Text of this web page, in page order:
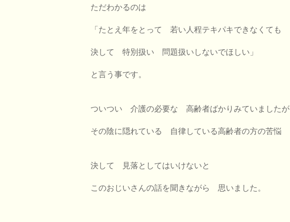
ただわかるのは
「たとえ年をとって 若い人程テキパキできなくても
決して 特別扱い 問題扱いしないでほしい」
と言う事です。
ついつい 介護の必要な 高齢者ばかりみていましたが
その陰に隠れている 自律している高齢者の方の苦悩
決して 見落としてはいけないと
このおじいさんの話を聞きながら 思いました。